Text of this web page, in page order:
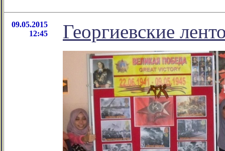
09.05.2015
12:45
Георгиевские